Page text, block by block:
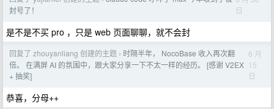
封号了！
日
是不是不买 pro ，只是 web 页面聊聊，就不会封
回复了 zhouyanliang 创建的主题 › 时隔半年， NocoBase 收入再次翻
倍。 在满屏 AI 的氛围中，跟大家分享一下不太一样的经历。 [感谢 V2EX
+ 抽奖]
6 月
15
日
恭喜，分母++